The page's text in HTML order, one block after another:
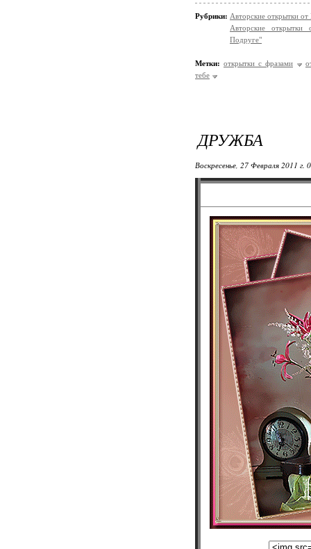
Рубрики: Авторские открытки
Авторские открытки
Подруге"
Метки: открытки с фразами
тебе
ДРУЖБА
Воскресенье, 27 Февраля 2011 г.